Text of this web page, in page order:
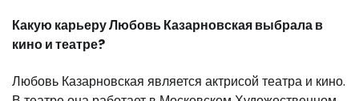
Какую карьеру Любовь Казарновская выбрала в
кино и театре?
Любовь Казарновская является актрисой театра и кино.